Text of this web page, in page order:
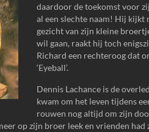
daardoor de toekomst voor
al een slechte naam! Hij kijkt
gezicht van zijn kleine
wil gaan, raakt hij toch
Richard een rechteroog dat
‘Eyeball’.
Dennis Lachance is de
kwam om het leven tijdens
rouwen nog altijd om zijn
op zijn broer leek en vrienden had